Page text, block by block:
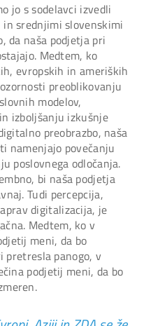
jo s sodelavci izvedli
srednjimi slovenskimi
da naša podjetja pri
Medtem, ko
evropskih in ameriških
preoblikovanju
modelov,
izboljšanju izkušnje
preobrazbo, naša
namenjajo povečanju
poslovnega odločanja.
bi naša podjetja
Tudi percepcija,
digitalizacija, je
Medtem, ko v
meni, da bo
panogo, v
podjetij meni, da bo